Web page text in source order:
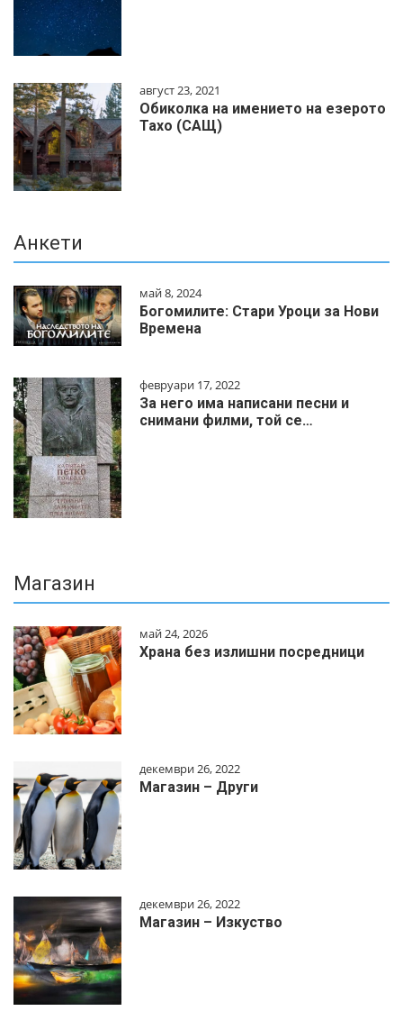
август 23, 2021
Обиколка на имението на езерото
Тахо (САЩ)
Анкети
май 8, 2024
Богомилите: Стари Уроци за Нови
Времена
февруари 17, 2022
За него има написани песни и
снимани филми, той се…
Магазин
май 24, 2026
Храна без излишни посредници
декември 26, 2022
Магазин – Други
декември 26, 2022
Магазин – Изкуство